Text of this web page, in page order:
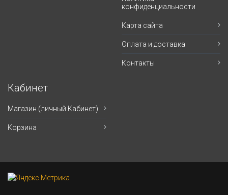
конфиденциальности
Карта сайта
Оплата и доставка
Контакты
Кабинет
Магазин (личный Кабинет)
Корзина